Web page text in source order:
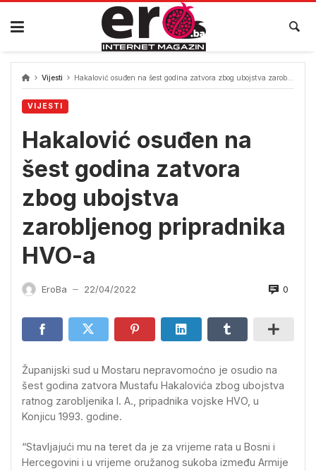
Skip
content
Vijesti Hakalović osuđen na šest godina zatvora zbog ubojstva zarobljenog pripradnika HVO-a
VIJESTI
Hakalović osuđen na
šest godina zatvora
zbog ubojstva
zarobljenog pripradnika
HVO-a
EroBa — 22/04/2022 0
Županijski sud u Mostaru nepravomoćno je osudio na
šest godina zatvora Mustafu Hakalovića zbog ubojstva
ratnog zarobljenika I. A., pripadnika vojske HVO, u
Konjicu 1993. godine.
“Stavljajući mu na teret da je za vrijeme rata u Bosni i
Hercegovini i u vrijeme oružanog sukoba između Armije